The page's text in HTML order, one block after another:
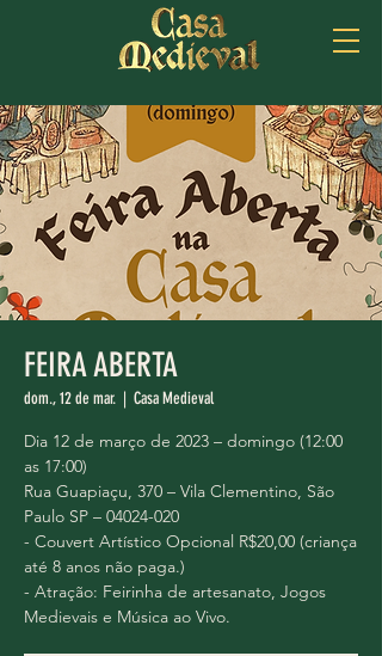
FEIRA ABERTA
dom., 12 de mar.
  |
Casa Medieval
Dia 12 de março de 2023 – domingo (12:00
as 17:00)
Rua Guapiaçu, 370 – Vila Clementino, São
Paulo SP – 04024-020
- Couvert Artístico Opcional R$20,00 (criança
até 8 anos não paga.)
- Atração: Feirinha de artesanato, Jogos
Medievais e Música ao Vivo.